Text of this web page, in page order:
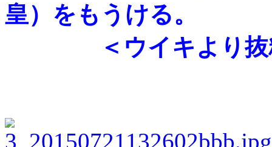
皇）をもうける。
＜ウイキより抜